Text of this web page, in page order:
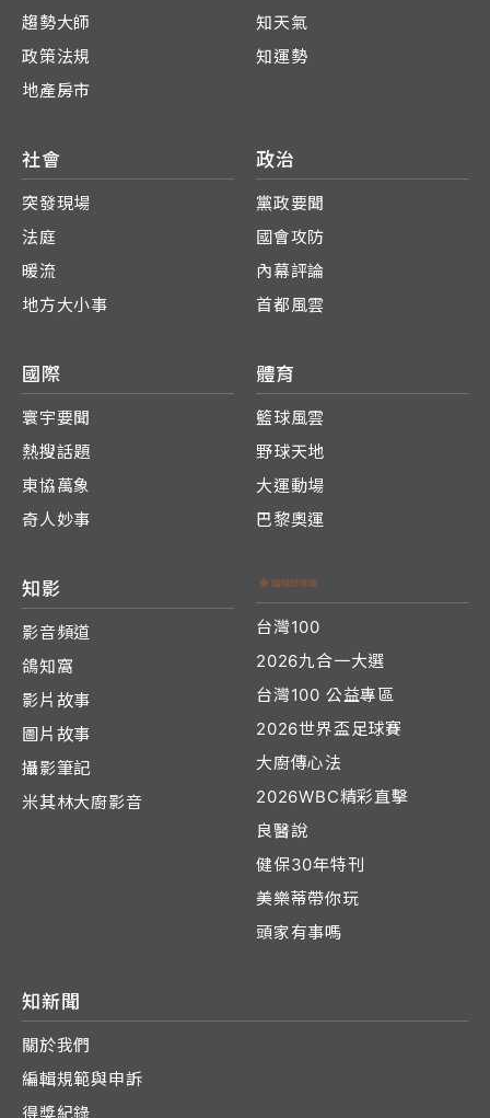
趨勢大師
政策法規
地產房市
知天氣
知運勢
社會
突發現場
法庭
暖流
地方大小事
政治
黨政要聞
國會攻防
內幕評論
首都風雲
國際
寰宇要聞
熱搜話題
東協萬象
奇人妙事
體育
籃球風雲
野球天地
大運動場
巴黎奧運
知影
影音頻道
鴿知窩
影片故事
圖片故事
攝影筆記
米其林大廚影音
台灣100
2026九合一大選
台灣100 公益專區
2026世界盃足球賽
大廚傳心法
2026WBC精彩直擊
良醫說
健保30年特刊
美樂蒂帶你玩
頭家有事嗎
知新聞
關於我們
編輯規範與申訴
得獎紀錄